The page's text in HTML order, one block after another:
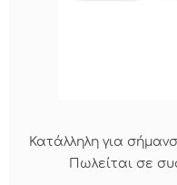
Κατάλληλη για
Πωλείται σε